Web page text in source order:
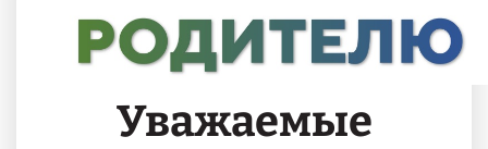
Уважаемые